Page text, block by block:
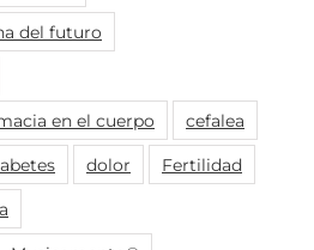
del futuro
en el cuerpo cefalea
dolor Fertilidad